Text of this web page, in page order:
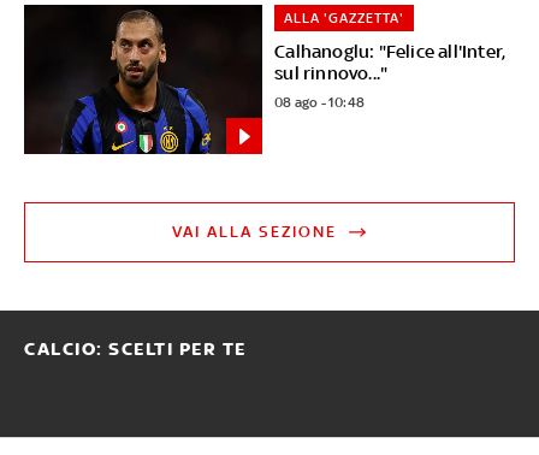
Calhanoglu: "Felice all'Inter,
sul rinnovo..."
ALLA 'GAZZETTA'
08 ago - 10:48
VAI ALLA SEZIONE
CALCIO: SCELTI PER TE